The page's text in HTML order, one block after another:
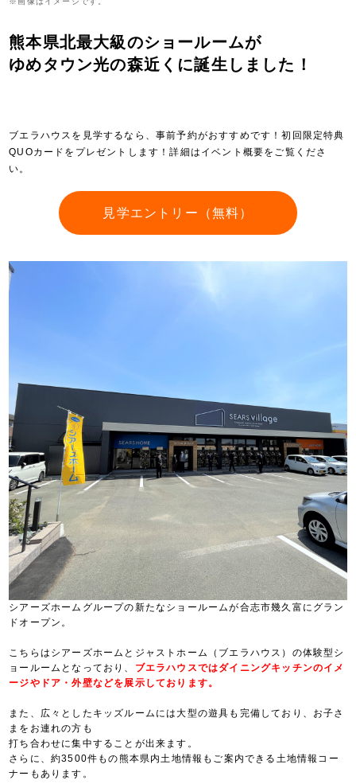
熊本県北最大級のショールームが
ゆめタウン光の森近くに誕生しました！
ブエラハウスを見学するなら、事前予約がおすすめです！初回限定特典
QUOカードをプレゼントします！詳細はイベント概要をご覧くださ
い。
見学エントリー（無料）
シアーズホームグループの新たなショールームが合志市幾久富にグラン
ドオープン。
こちらはシアーズホームとジャストホーム（ブエラハウス）の体験型シ
ョールームとなっており、 ブエラハウスではダイニングキッチンのイメ
ージやドア・外壁などを展示しております。
また、広々としたキッズルームには大型の遊具も完備しており、お子さ
まをお連れの方も
打ち合わせに集中することが出来ます。
さらに、約3500件もの熊本県内土地情報もご案内できる土地情報コー
ナーもあります。